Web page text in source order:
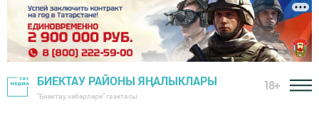
БИЕКТАУ РАЙОНЫ ЯҢАЛЫКЛАРЫ
"Биектау хәбәрләре" газетасы
18+